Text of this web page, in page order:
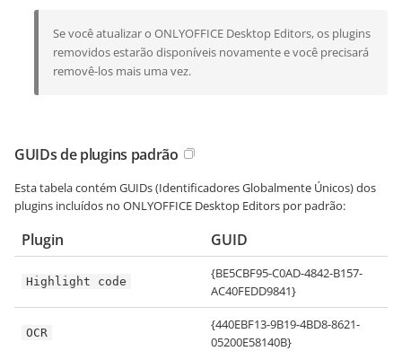
Se você atualizar o ONLYOFFICE Desktop Editors, os plugins
removidos estarão disponíveis novamente e você precisará
removê-los mais uma vez.
GUIDs de plugins padrão
Esta tabela contém GUIDs (Identificadores Globalmente Únicos) dos
plugins incluídos no ONLYOFFICE Desktop Editors por padrão:
Plugin GUID
Highlight code
{BE5CBF95-C0AD-4842-B157-
AC40FEDD9841}
OCR
{440EBF13-9B19-4BD8-8621-
05200E58140B}